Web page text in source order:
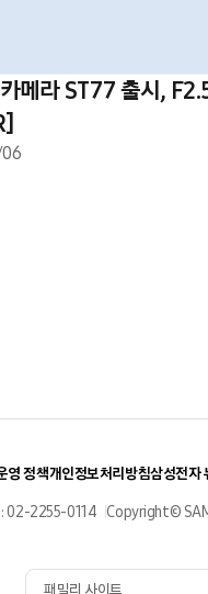
메라 ST77 출시,
영 정책개인정보처리방침삼성전자
: 02-2255-0114 Copyright©